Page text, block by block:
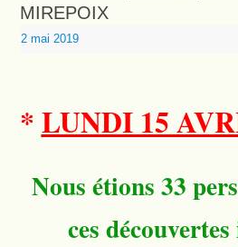
MIREPOIX
2 mai 2019
* LUNDI 15
Nous étions 33
ces